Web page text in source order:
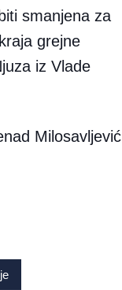
smanjena za
grejne
iz Vlade
Milosavljević